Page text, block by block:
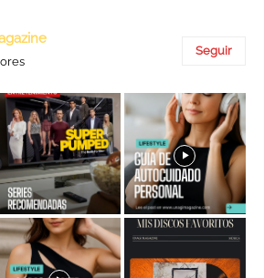
Seguir